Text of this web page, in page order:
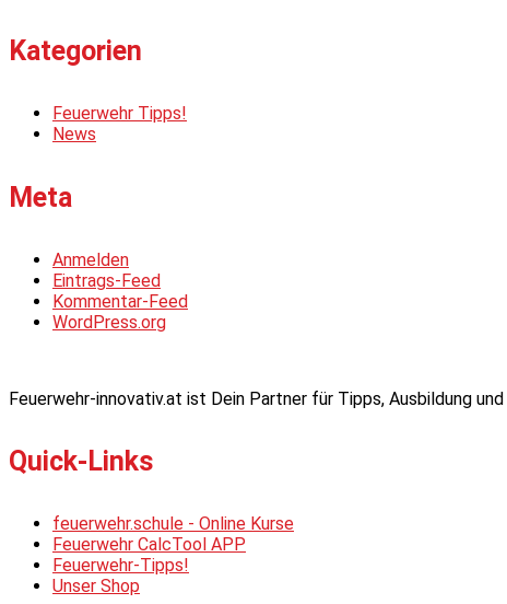
Kategorien
Feuerwehr Tipps!
News
Meta
Anmelden
Eintrags-Feed
Kommentar-Feed
WordPress.org
Feuerwehr-innovativ.at ist Dein Partner für Tipps, Ausbildung
Quick-Links
feuerwehr.schule - Online Kurse
Feuerwehr CalcTool APP
Feuerwehr-Tipps!
Unser Shop